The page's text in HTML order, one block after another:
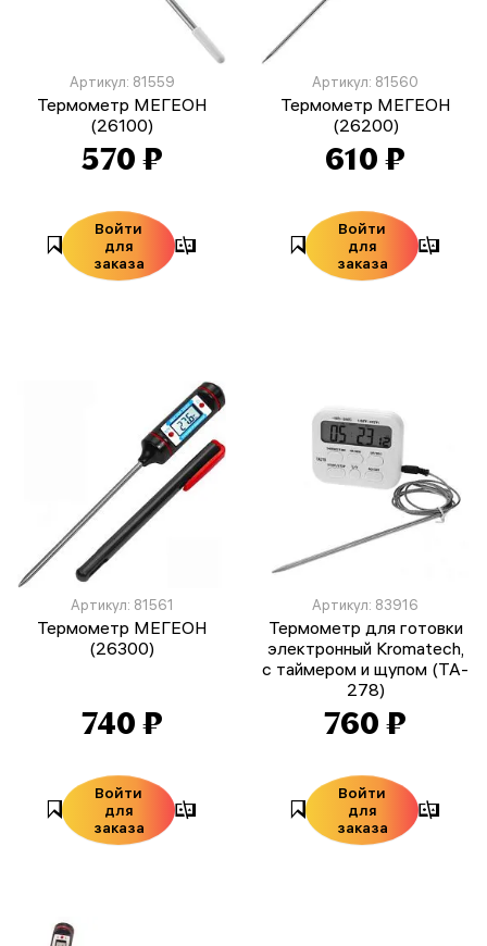
Артикул: 81559
Термометр МЕГЕОН
(26100)
570 ₽
Войти
для
заказа
Артикул: 81560
Термометр МЕГЕОН
(26200)
610 ₽
Войти
для
заказа
Артикул: 81561
Термометр МЕГЕОН
(26300)
740 ₽
Войти
для
заказа
Артикул: 83916
Термометр для готовки
электронный Kromatech,
с таймером и щупом (TA-
278)
760 ₽
Войти
для
заказа